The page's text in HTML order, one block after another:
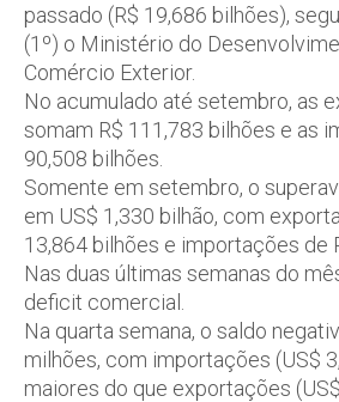
passado (R$ 19,686 bilhões),
(1º) o Ministério do
Comércio Exterior.
No acumulado até setembro, as
somam R$ 111,783 bilhões e as
90,508 bilhões.
Somente em setembro, o
em US$ 1,330 bilhão, com
13,864 bilhões e importações de
Nas duas últimas semanas do
deficit comercial.
Na quarta semana, o saldo
milhões, com importações (US$
maiores do que exportações